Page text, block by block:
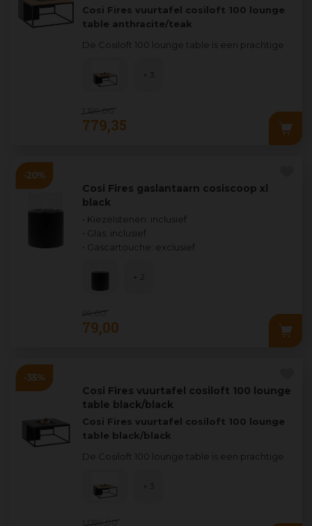
Cosi Fires vuurtafel cosiloft 100 lounge
table anthracite/teak
De Cosiloft 100 lounge table is een prachtige
1.199 ,00
779,35
+ 3
Cosi Fires gaslantaarn cosiscoop xl
black
• Kiezelstenen: inclusief
• Glas: inclusief
• Gascartouche: exclusief
99 00
79,00
+ 2
Cosi Fires vuurtafel cosiloft 100 lounge
table black/black
Cosi Fires vuurtafel cosiloft 100 lounge
table black/black
De Cosiloft 100 lounge table is een prachtige
1.099 00
+ 3